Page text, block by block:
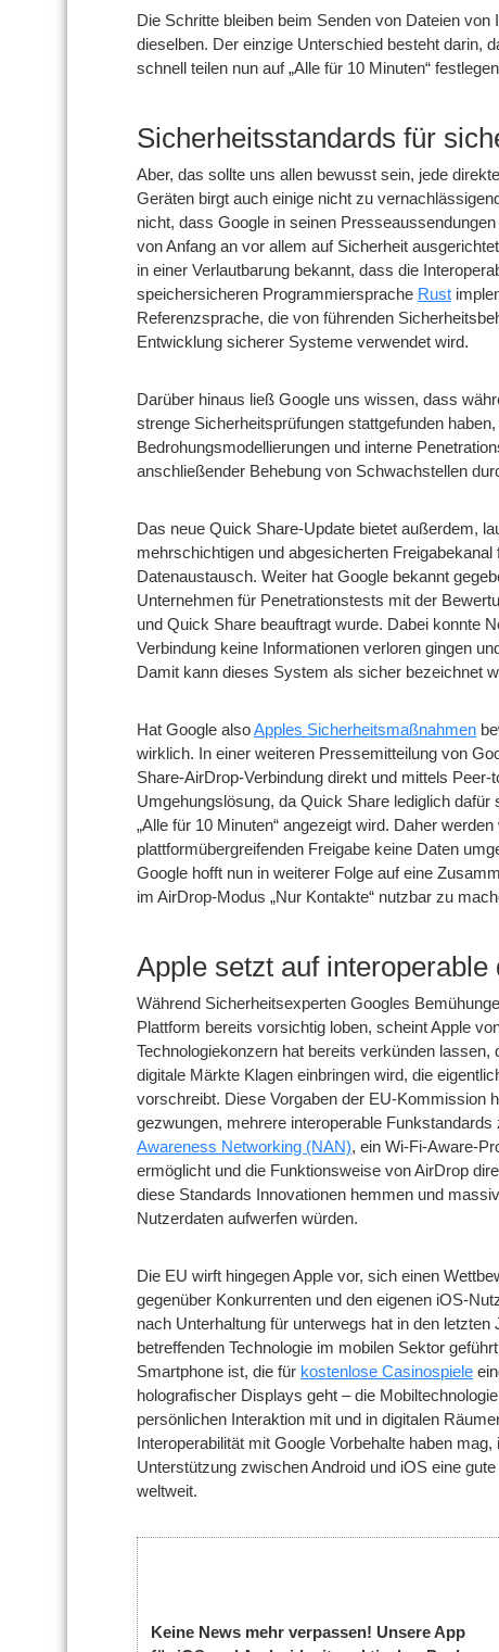
Die Schritte bleiben beim Senden von Dateien
dieselben. Der einzige Unterschied besteht darin,
schnell teilen nun auf „Alle für 10 Minuten“
Sicherheitsstandards für
Aber, das sollte uns allen bewusst sein, jede
Geräten birgt auch einige nicht zu
nicht, dass Google in seinen
von Anfang an vor allem auf Sicherheit
in einer Verlautbarung bekannt, dass die
speichersicheren Programmiersprache Rust
Referenzsprache, die von führenden
Entwicklung sicherer Systeme verwendet wird.
Darüber hinaus ließ Google uns wissen, dass
strenge Sicherheitsprüfungen stattgefunden
Bedrohungsmodellierungen und interne
anschließender Behebung von Schwachstellen
Das neue Quick Share-Update bietet außerdem,
mehrschichtigen und abgesicherten
Datenaustausch. Weiter hat Google bekannt
Unternehmen für Penetrationstests mit der
und Quick Share beauftragt wurde. Dabei konnte
Verbindung keine Informationen verloren gingen
Damit kann dieses System als sicher bezeichnet
Hat Google alsoApples Sicherheitsmaßnahmen
wirklich. In einer weiteren Pressemitteilung von
Share-AirDrop-Verbindung direkt und mittels
Umgehungslösung, da Quick Share lediglich dafür
„Alle für 10 Minuten“ angezeigt wird. Daher
plattformübergreifenden Freigabe keine Daten
Google hofft nun in weiterer Folge auf eine
im AirDrop-Modus „Nur Kontakte“ nutzbar zu
Apple setzt auf
Während Sicherheitsexperten Googles
Plattform bereits vorsichtig loben, scheint Apple
Technologiekonzern hat bereits verkünden
digitale Märkte Klagen einbringen wird, die
vorschreibt. Diese Vorgaben der EU-Kommission
gezwungen, mehrere interoperable
Awareness Networking (NAN), ein Wi-Fi-Aware-
ermöglicht und die Funktionsweise von AirDrop
diese Standards Innovationen hemmen und
Nutzerdaten aufwerfen würden.
Die EU wirft hingegen Apple vor, sich einen
gegenüber Konkurrenten und den eigenen iOS-
nach Unterhaltung für unterwegs hat in den
betreffenden Technologie im mobilen Sektor
Smartphone ist, die für kostenlose Casinospiele
holografischer Displays geht – die
persönlichen Interaktion mit und in digitalen
Interoperabilität mit Google Vorbehalte haben
Unterstützung zwischen Android und iOS eine
weltweit.
Keine News mehr verpassen! Unsere App